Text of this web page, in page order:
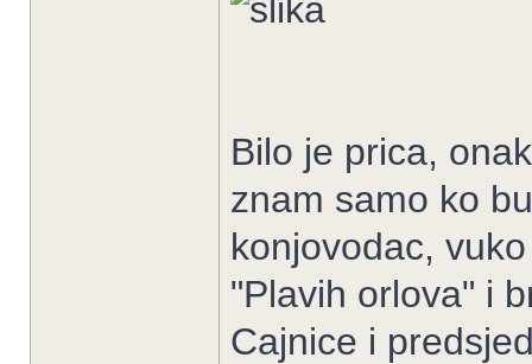
Bilo je prica,
znam samo ko
konjovodac,
"Plavih orlova" i
Cajnice i